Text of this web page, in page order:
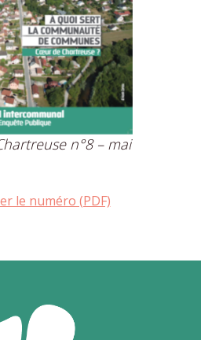
n°8 – mai
le numéro (PDF)